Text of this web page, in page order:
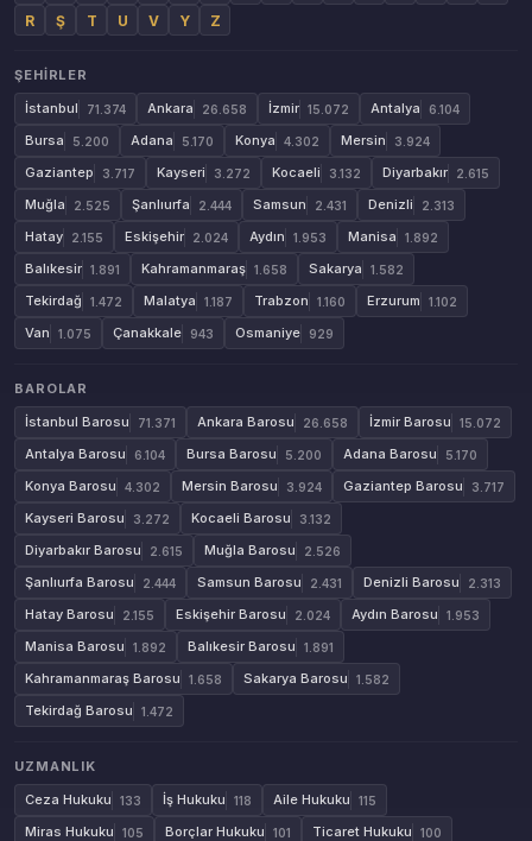
R
Ş T U V Y Z
ŞEHIRLER
İstanbul
71.374 Ankara 26.658 İzmir 15.072 Antalya 6.104
Bursa 5.200 Adana 5.170 Konya 4.302 Mersin 3.924
Gaziantep 3.717 Kayseri 3.272 Kocaeli 3.132 Diyarbakır 2.615
Muğla 2.525 Şanlıurfa 2.444 Samsun 2.431 Denizli 2.313
Hatay 2.155 Eskişehir 2.024 Aydın 1.953 Manisa 1.892
Balıkesir 1.891 Kahramanmaraş 1.658 Sakarya 1.582
Tekirdağ 1.472 Malatya 1.187 Trabzon 1.160 Erzurum 1.102
Van 1.075 Çanakkale 943 Osmaniye 929
BAROLAR
İstanbul Barosu
71.371 Ankara Barosu 26.658 İzmir Barosu 15.072
Antalya Barosu 6.104 Bursa Barosu 5.200 Adana Barosu 5.170
Konya Barosu 4.302 Mersin Barosu 3.924 Gaziantep Barosu 3.717
Kayseri Barosu 3.272 Kocaeli Barosu 3.132
Diyarbakır Barosu 2.615 Muğla Barosu 2.526
Şanlıurfa Barosu 2.444 Samsun Barosu 2.431 Denizli Barosu 2.313
Hatay Barosu 2.155 Eskişehir Barosu 2.024 Aydın Barosu 1.953
Manisa Barosu 1.892 Balıkesir Barosu 1.891
Kahramanmaraş Barosu 1.658 Sakarya Barosu 1.582
Tekirdağ Barosu 1.472
UZMANLIK
Ceza Hukuku
133 İş Hukuku 118 Aile Hukuku 115
Miras Hukuku 105 Borçlar Hukuku 101 Ticaret Hukuku 100